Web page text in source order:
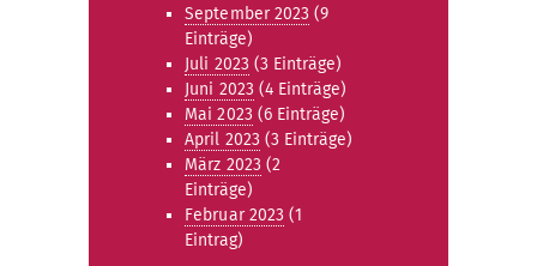
September 2023 (9
Einträge)
Juli 2023 (3 Einträge)
Juni 2023 (4 Einträge)
Mai 2023 (6 Einträge)
April 2023 (3 Einträge)
März 2023 (2
Einträge)
Februar 2023 (1
Eintrag)